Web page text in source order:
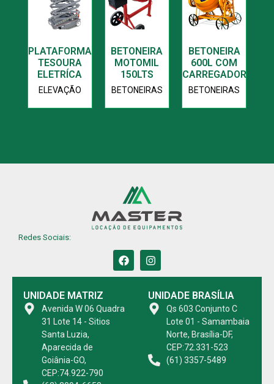
PLATAFORMA
TESOURA
ELETRÍCA
ELEVAÇÃO
BETONEIRA
MOTOMIL
150LTS
BETONEIRAS
BETONEIRA
600L COM
CARREGADOR
BETONEIRAS
Redes Sociais:
UNIDADE MATRIZ
Avenida W 06 Quadra
31 Lote 14 - Sitios
Santa Luzia,
Aparecida de
Goiânia-GO,
CEP:74.922-790
UNIDADE BRASÍLIA
Qs 603 Conjunto C
Lote 01 - Samambaia
Norte, Brasília-DF,
CEP:72.331-523
(61) 3357-5489